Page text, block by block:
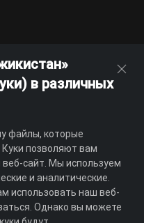
в различных
файлы, которые
позволяют вам
сайт. Мы используем
и аналитические.
использовать наш веб-
Однако вы можете